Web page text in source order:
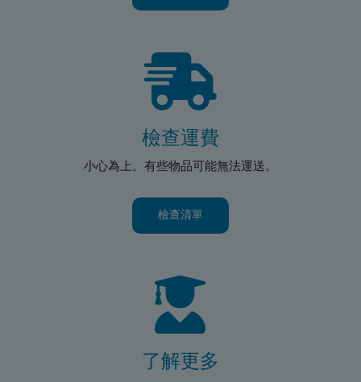
檢查運費
小心為上。有些物品可能無法運送。
檢查清單
了解更多